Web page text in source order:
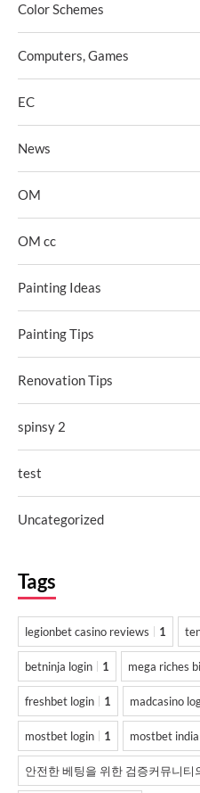
Color Schemes
Computers, Games
EC
News
OM
OM cc
Painting Ideas
Painting Tips
Renovation Tips
spinsy 2
test
Uncategorized
Tags
legionbet casino reviews 1
betninja login 1 mega riches
freshbet login 1 madcasino
mostbet login 1 mostbet india
안전한 베팅을 위한 검증커뮤니티